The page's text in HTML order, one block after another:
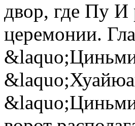
двор, где Пу И
церемонии.